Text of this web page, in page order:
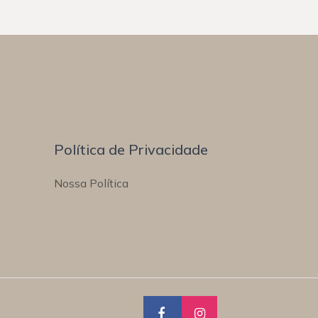
Política de Privacidade
Nossa Política